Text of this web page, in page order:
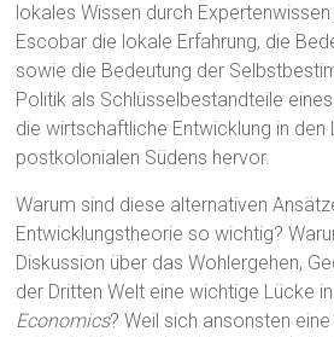
lokales Wissen durch
Escobar die lokale Erfahrung, die
sowie die Bedeutung der
Politik als Schlüsselbestandteile
die wirtschaftliche Entwicklung in den
postkolonialen Südens hervor.
Warum sind diese alternativen
Entwicklungstheorie so wichtig?
Diskussion über das Wohlergehen,
der Dritten Welt eine wichtige Lücke
Economics? Weil sich ansonsten